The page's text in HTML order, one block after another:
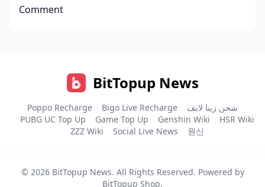
Comment
BitTopup News
Poppo Recharge Bigo Live Recharge
شحن زينا لايف
PUBG UC Top Up
Game Top Up Genshin Wiki
HSR Wiki
ZZZ Wiki
Social Live News 원신
© 2026 BitTopup News. All Rights Reserved. Powered by
BitTopup Shop.